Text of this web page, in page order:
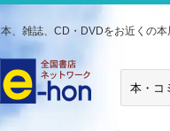
本、雑誌、CD・DVDをお近くの本